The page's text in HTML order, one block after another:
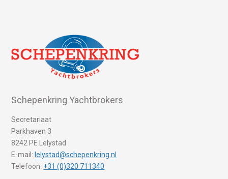
Schepenkring Yachtbrokers
Secretariaat
Parkhaven 3
8242 PE Lelystad
E-mail: lelystad@schepenkring.nl
Telefoon: +31 (0)320 711340